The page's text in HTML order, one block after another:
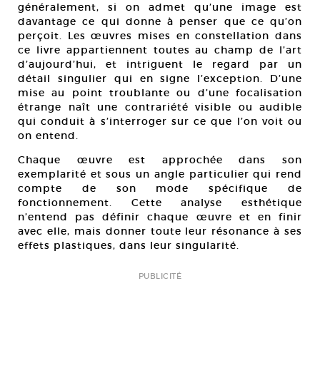
généralement, si on admet qu’une image est
davantage ce qui donne à penser que ce qu’on
perçoit. Les œuvres mises en constellation dans
ce livre appartiennent toutes au champ de l’art
d’aujourd’hui, et intriguent le regard par un
détail singulier qui en signe l’exception. D’une
mise au point troublante ou d’une focalisation
étrange naît une contrariété visible ou audible
qui conduit à s’interroger sur ce que l’on voit ou
on entend.
Chaque œuvre est approchée dans son
exemplarité et sous un angle particulier qui rend
compte de son mode spécifique de
fonctionnement. Cette analyse esthétique
n’entend pas définir chaque œuvre et en finir
avec elle, mais donner toute leur résonance à ses
effets plastiques, dans leur singularité.
PUBLICITÉ